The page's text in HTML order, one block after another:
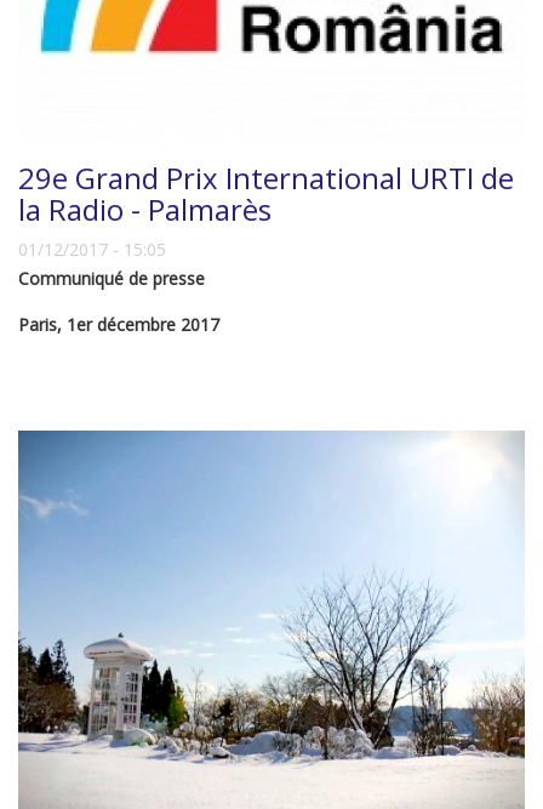
29e Grand Prix International URTI de
la Radio - Palmarès
01/12/2017 - 15:05
Communiqué de presse
Paris, 1er décembre 2017